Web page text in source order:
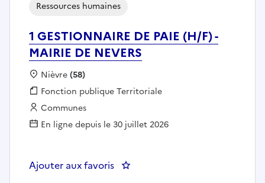
1 GESTIONNAIRE DE PAIE (H/F) -
MAIRIE DE NEVERS
Ressources humaines
Localisation :
Nièvre(58)
Fonction publique :
Fonction publique Territoriale
Employeur :
Communes
En ligne depuis le 30 juillet 2026
Ajouter aux favoris : 1 GESTIONNAIRE DE PAIE (H/